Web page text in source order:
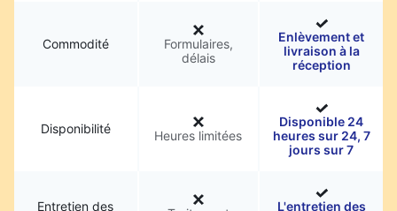
Commodité
Formulaires,
délais
Enlèvement et
livraison à la
réception
Disponibilité Heures limitées
Disponible 24
heures sur 24, 7
jours sur 7
Entretien des L'entretien des